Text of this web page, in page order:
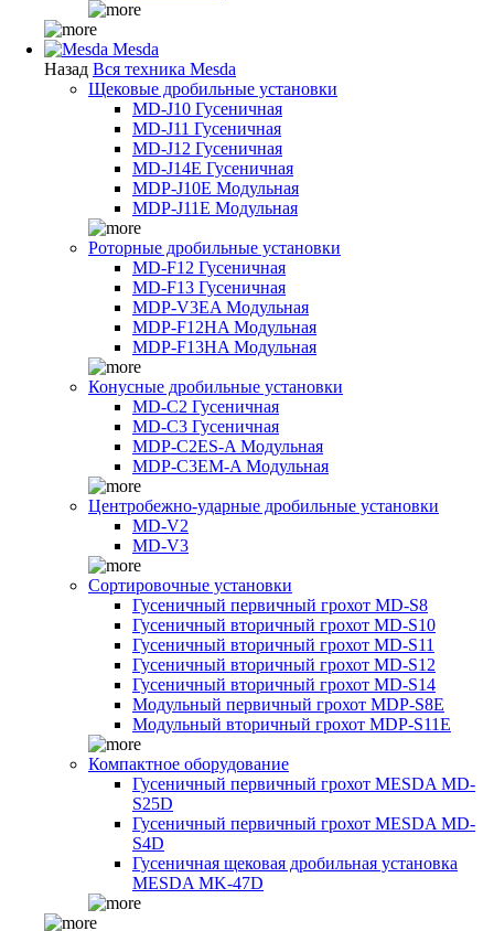
Mesda
Назад Вся техника Mesda
Щековые дробильные установки
MD-J10 Гусеничная
MD-J11 Гусеничная
MD-J12 Гусеничная
MD-J14E Гусеничная
MDP-J10E Модульная
MDP-J11E Модульная
Роторные дробильные установки
MD-F12 Гусеничная
MD-F13 Гусеничная
MDP-V3EA Модульная
MDP-F12HA Модульная
MDP-F13HA Модульная
Конусные дробильные установки
MD-C2 Гусеничная
MD-C3 Гусеничная
MDP-C2ES-A Модульная
MDP-C3EM-A Модульная
Центробежно-ударные дробильные установки
MD-V2
MD-V3
Сортировочные установки
Гусеничный первичный грохот MD-S8
Гусеничный вторичный грохот MD-S10
Гусеничный вторичный грохот MD-S11
Гусеничный вторичный грохот MD-S12
Гусеничный вторичный грохот MD-S14
Модульный первичный грохот MDP-S8E
Модульный вторичный грохот MDP-S11E
Компактное оборудование
Гусеничный первичный грохот MESDA MD-
S25D
Гусеничный первичный грохот MESDA MD-
S4D
Гусеничная щековая дробильная установка
MESDA MK-47D